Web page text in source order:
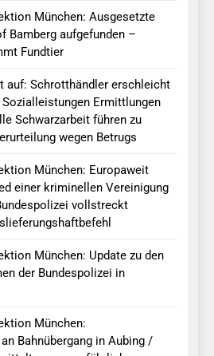
München: Ausgesetzte
Bamberg aufgefunden –
Fundtier
auf: Schrotthändler erschleicht
Sozialleistungen Ermittlungen
Schwarzarbeit führen zu
wegen Betrugs
München: Europaweit
einer kriminellen Vereinigung
vollstreckt
München: Update zu den
der Bundespolizei in
München:
Bahnübergang in Aubing /